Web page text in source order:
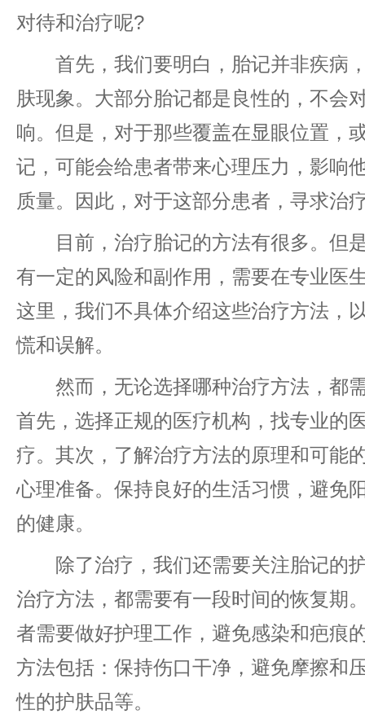
对待和治疗呢?
首先，我们要明白，胎记并非疾病
肤现象。大部分胎记都是良性的，不会
响。但是，对于那些覆盖在显眼位置，
记，可能会给患者带来心理压力，影响
质量。因此，对于这部分患者，寻求治
目前，治疗胎记的方法有很多。但
有一定的风险和副作用，需要在专业医
这里，我们不具体介绍这些治疗方法，
慌和误解。
然而，无论选择哪种治疗方法，都
首先，选择正规的医疗机构，找专业的
疗。其次，了解治疗方法的原理和可能
心理准备。保持良好的生活习惯，避免
的健康。
除了治疗，我们还需要关注胎记的
治疗方法，都需要有一段时间的恢复期
者需要做好护理工作，避免感染和疤痕
方法包括：保持伤口干净，避免摩擦和
性的护肤品等。